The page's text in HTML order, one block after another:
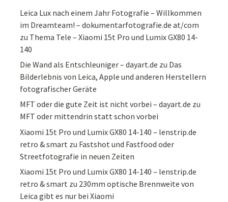
Leica Lux nach einem Jahr Fotografie – Willkommen
im Dreamteam! – dokumentarfotografie.de at/com
zu Thema Tele – Xiaomi 15t Pro und Lumix GX80 14-
140
Die Wand als Entschleuniger – dayart.de zu Das
Bilderlebnis von Leica, Apple und anderen Herstellern
fotografischer Geräte
MFT oder die gute Zeit ist nicht vorbei – dayart.de zu
MFT oder mittendrin statt schon vorbei
Xiaomi 15t Pro und Lumix GX80 14-140 – lenstrip.de
retro & smart zu Fastshot und Fastfood oder
Streetfotografie in neuen Zeiten
Xiaomi 15t Pro und Lumix GX80 14-140 – lenstrip.de
retro & smart zu 230mm optische Brennweite von
Leica gibt es nur bei Xiaomi